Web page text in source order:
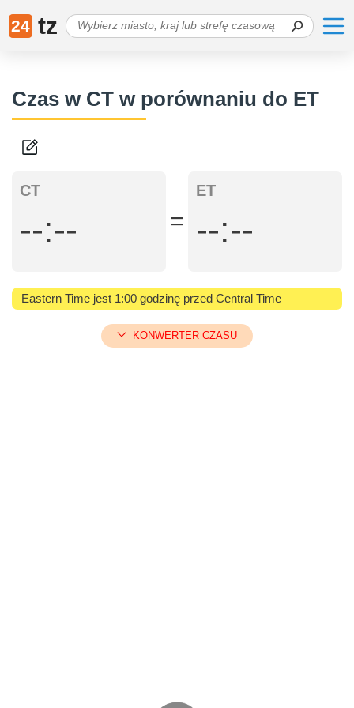
24 tz
Czas w CT w porównaniu do ET
CT
--:-- =
ET
--:--
Eastern Time jest 1:00 godzinę przed Central Time
KONWERTER CZASU